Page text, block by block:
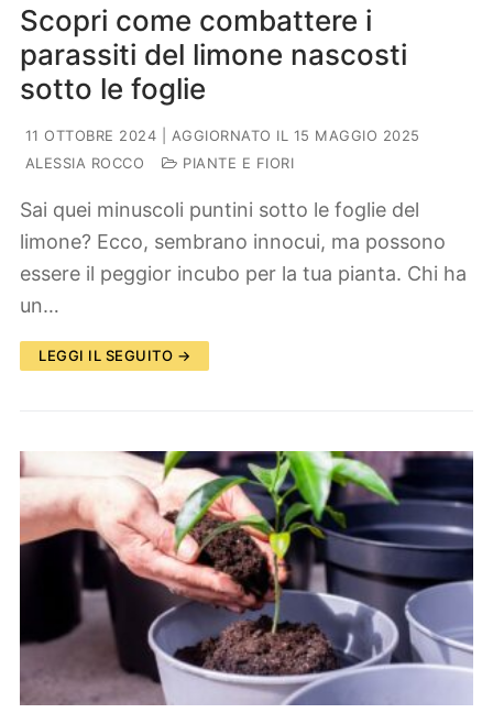
Scopri come combattere i
parassiti del limone nascosti
sotto le foglie
11 OTTOBRE 2024 | AGGIORNATO IL 15 MAGGIO 2025
ALESSIA ROCCO
PIANTE E FIORI
Sai quei minuscoli puntini sotto le foglie del
limone? Ecco, sembrano innocui, ma possono
essere il peggior incubo per la tua pianta. Chi ha
un…
LEGGI IL SEGUITO →